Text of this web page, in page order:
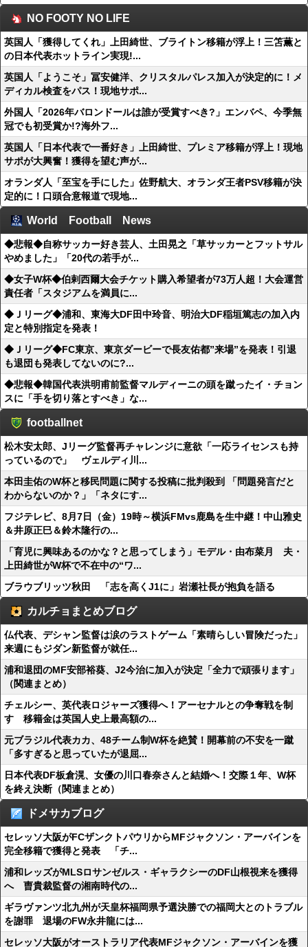
NO FOOTY NO LIFE
英国人「獲得してくれ」上田綺世、ブライトン移籍が浮上！三笘薫と
の日本代表ホットライン実現!...
英国人「ようこそ」冨安健洋、クリスタルパレス加入が決定的に！メ
ディカル検査をパス！現地サポ...
外国人「2026年バロンドールは誰が受賞すべき?」エンバペ、今季無
冠でも初受賞か!?海外フ...
英国人「日本代表で一番好き」上田綺世、プレミア移籍が浮上！現地
サポが大興奮！獲得を望む声が...
オランダ人「至宝を手にした」佐野航大、オランダ王者PSV移籍が決
定的に！口頭合意報道で現地...
World Football News
◆悲報◆自称サッカー好き芸人、土田晃之「草サッカーとフットサル
やめました」「20代の若手が...
◆女子W杯◆伯剌西爾大会チケット購入希望者が73万人超！大会運営
責任者「スタジアムを満員に...
◆Ｊリーグ◆浦和、東海大DF田中玲音、明治大DF稲垣篤志の加入内
定と特別指定を発表！
◆Ｊリーグ◆FC東京、東京ダービーで長友佑都”来場”を発表！引退
も退団も発表してないのに?...
◆悲報◆韓国代表洪明甫前監督マルディーニの頭を蹴ったイ・チョン
スに「手を切り落とすべき」な...
footballnet
松木安太郎、Jリーグ監督再チャレンジに意欲「一応ライセンスも持
っているので」 ヴェルディ川...
本田圭佑のW杯と移民問題に関する投稿に批判殺到 「問題発言だと
わからないのか？」「ネタにす...
フジテレビ、8月7日（金）19時～横浜FMvs鹿島を生中継！中山雅史
＆井原正巳＆鈴木隆行の...
「育児に興味あるのかな？と思ってしまう」モデル・由布菜月 夫・
上田綺世がW杯で不在中の“ワ...
ブラウブリッツ秋田 「志を高くJ1に」岩瀬社長が抱負を語る
カルチョまとめブログ
仏代表、デシャン監督は涙のラストゲーム「素晴らしい冒険だった」
来週にもジダン新監督が就任...
浦和退団のMF安部裕葵、J2今治に加入が決定「全力で頑張ります」
（関連まとめ）
チェルシー、英代表ロジャーズ獲得へ！アーセナルとの争奪戦を制
す 移籍金は英国人史上最高額の...
元ブラジル代表カカ、48チーム制W杯を絶賛！開幕前の不安を一蹴
「多すぎると思っていたが退屈...
日本代表DF板倉滉、女優の川口春奈さんと結婚へ！交際１年、W杯
を終え決断（関連まとめ）
ドメサカブログ
セレッソ大阪がFCザンクトパウリからMFジャクソン・アーバインを
完全移籍で獲得と発表 「チ...
浦和レッズがMLSロサンゼルス・ギャラクシーのDF山根視来を獲得
へ 曺貴裁監督の湘南時代の...
ギラヴァンツ北九州が天皇杯福岡県予選決勝での福岡大とのトラブル
を謝罪 退場のFW永井龍には...
セレッソ大阪がオーストラリア代表MFジャクソン・アーバインを獲